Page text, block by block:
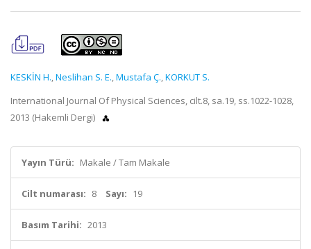
KESKİN H.,Neslihan S. E.,Mustafa Ç.,KORKUT S.
International Journal Of Physical Sciences, cilt.8, sa.19, ss.1022-1028,
2013 (Hakemli Dergi)
Yayın Türü: Makale / Tam Makale
Cilt numarası: 8 Sayı: 19
Basım Tarihi: 2013